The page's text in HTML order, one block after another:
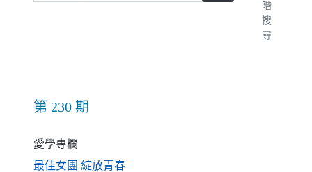
階
搜
尋
第 230 期
愛學專欄
最佳女團 綻放青春（另開新視窗）